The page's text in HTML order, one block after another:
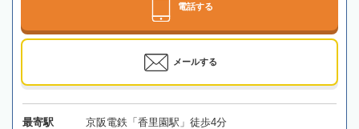
電話する
メールする
最寄駅 京阪電鉄「香里園駅」徒歩4分